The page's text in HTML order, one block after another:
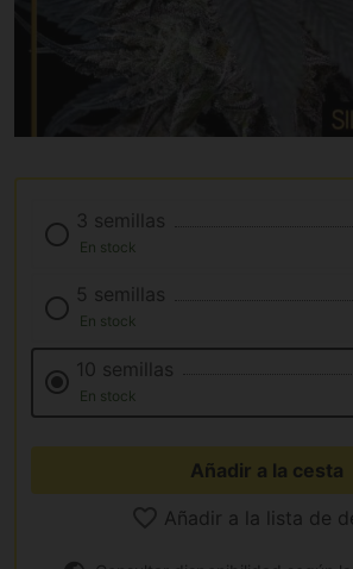
3 semillas
En stock
5 semillas
En stock
10 semillas
En stock
Añadir a la cesta
Añadir a la lista de